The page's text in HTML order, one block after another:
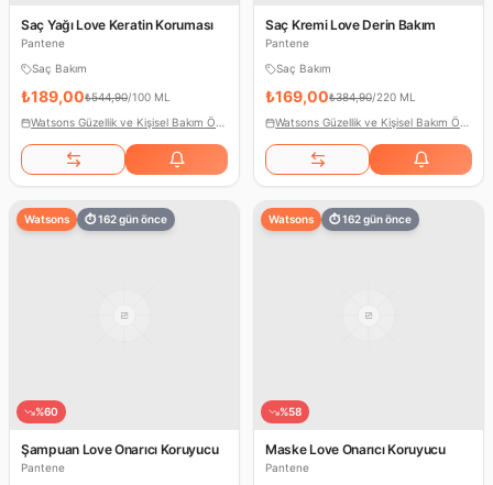
Saç Yağı Love Keratin Koruması
Pantene
Saç Bakım
₺189,00₺544,90/100 ML
Saç Kremi Love Derin Bakım
Pantene
Saç Bakım
₺169,00₺384,90/220 ML
Watsons ⏱162gün önce
%60
Şampuan Love Onarıcı Koruyucu
Pantene
Watsons ⏱162gün önce
%58
Maske Love Onarıcı Koruyucu
Pantene